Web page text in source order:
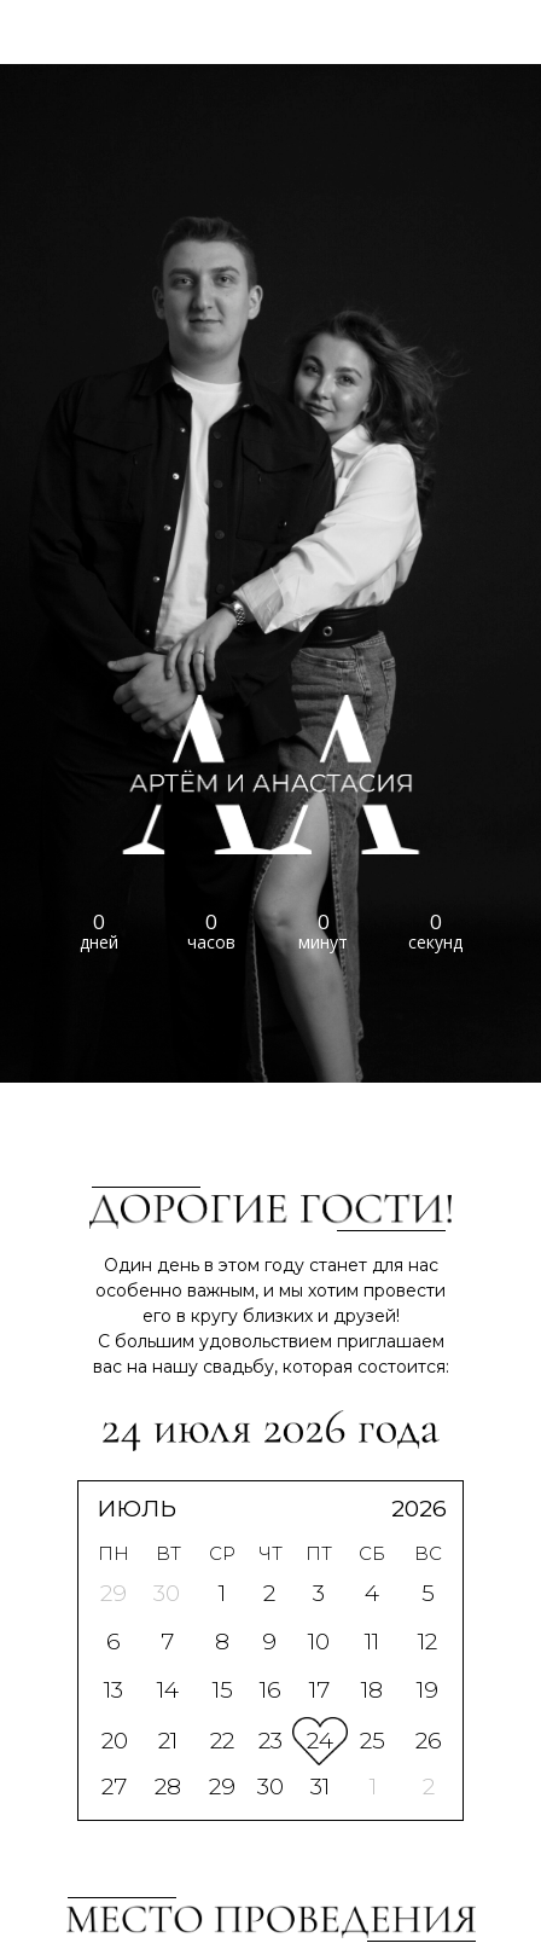
0
часов минут
0
секунд
Один день в этом году станет для нас
особенно важным, и мы хотим провести
его в кругу близких и друзей!
С большим удовольствием приглашаем
вас на нашу свадьбу, которая состоится:
6
ИЮЛЬ
29
2026
28
12
ПН
29
5
ВС
СБ
ПТ
ЧТ
СР
ВТ
1
30
31
13
1
7
30
8 9 10
11
19
20
14 15 16 17
18
26
27
21 22 23 24
25
2
2 3 4